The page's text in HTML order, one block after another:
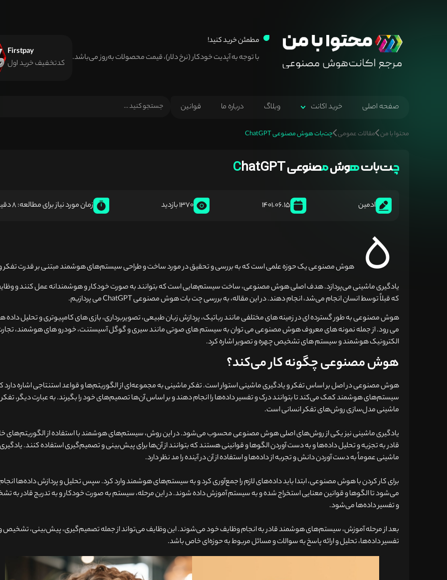
مطمئن خرید کنید!
با توجه به آپدیت خودکار (نرخ دلار)، قیمت محصولات به‌روز می‌باشد.
Firstpay
کدتخفیف خرید اول
صفحه اصلی خرید اکانت وبلاگ درباره ما قوانین
محتوا با من مقالات عمومی چت‌بات هوش مصنوعی ChatGPT
چت‌بات هوش مصنوعیChatGPT
ادمین 1401.06.15 1370 بازدید زمان مورد نیاز برای مطالعه: 8 دقیقه
ه
هوش مصنوعی یک حوزه علمی است که به بررسی و تحقیق در مورد ساخت و طراحی سیستم‌های هوشمند مبتنی بر قدرت تفکر
یادگیری ماشینی می‌پردازد. هدف اصلی هوش مصنوعی، ساخت سیستم‌هایی است که بتوانند به صورت خودکار و هوشمندانه عمل کنند و
که قبلاً توسط انسان انجام می‌شد، انجام دهند. در این مقاله، به بررسی چت بات هوش مصنوعی ChatGPT می پردازیم.
هوش مصنوعی به طور گسترده ای در زمینه های مختلفی مانند رباتیک، پردازش زبان طبیعی، تصویربرداری، بازی های کامپیوتری و تحلیل داده
می رود. از جمله نمونه های معروف هوش مصنوعی می توان به سیستم های صوتی مانند سیری و گوگل آسیستنت، خودرو های هوشمند،
الکترونیک هوشمند و سیستم های تشخیص چهره و تصویر اشاره کرد.
هوش مصنوعی چگونه کار می‌کند؟
هوش مصنوعی در اصل بر اساس تفکر و یادگیری ماشینی استوار است. تفکر ماشینی به مجموعه‌ای از الگوریتم‌ها و قواعد استنتاجی اشاره دارد
سیستم‌های هوشمند کمک می‌کند تا بتوانند درک و تفسیر داده‌ها را انجام دهند و بر اساس آن‌ها تصمیم‌های خود را بگیرند. به عبارت دیگر، تفکر
ماشینی مدل‌سازی روش‌های تفکر انسانی است.
یادگیری ماشینی نیز یکی از روش‌های اصلی هوش مصنوعی محسوب می‌شود. در این روش، سیستم‌های هوشمند با استفاده از الگوریتم‌های
قادر به تجزیه و تحلیل داده‌ها و به دست آوردن الگوها و قوانینی هستند که بتوانند از آن‌ها برای پیش‌بینی و تصمیم‌گیری استفاده کنند. یادگیری
ماشینی عموماً به دست آوردن دانش و تجربه از داده‌ها و استفاده از آن در آینده را مد نظر دارد.
برای کار کردن با هوش مصنوعی، ابتدا باید داده‌های لازم را جمع‌آوری کرد و به سیستم‌های هوشمند وارد کرد. سپس تحلیل و پردازش داده‌ها
می‌شود تا الگوها و قوانین معنایی استخراج شده و به سیستم آموزش داده شوند. در این مرحله، سیستم به صورت خودکار و به تدریج قادر به
و تفسیر داده‌ها می‌شود.
بعد از مرحله آموزش، سیستم‌های هوشمند قادر به انجام وظایف خود می‌شوند. این وظایف می‌تواند از جمله تصمیم‌گیری، پیش‌بینی، تشخیص
تفسیر داده‌ها، تحلیل و ارائه پاسخ به سوالات و مسائل مربوط به حوزه‌ای خاص باشد.